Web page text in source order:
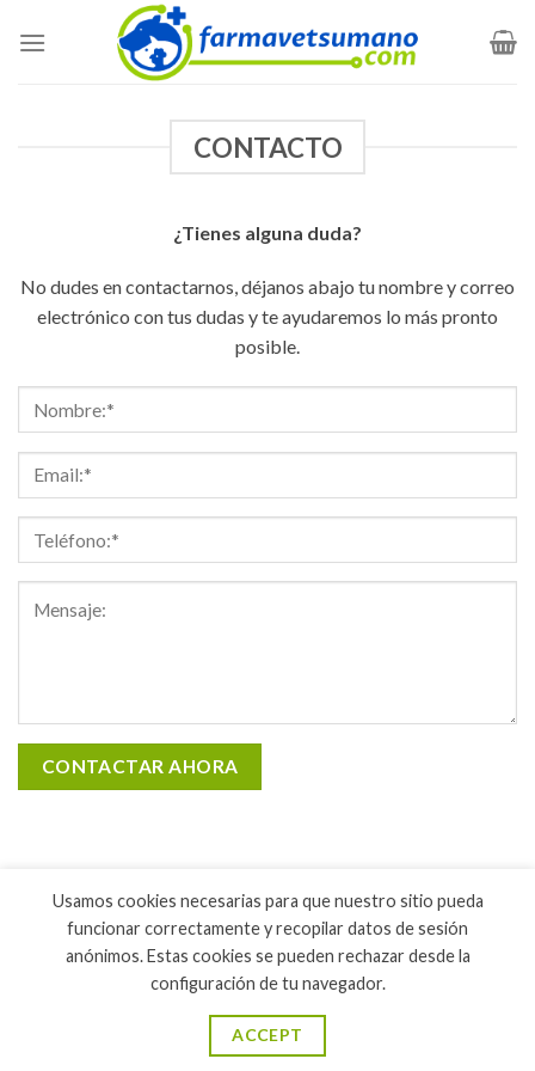
CONTACTO
¿Tienes alguna duda?
No dudes en contactarnos, déjanos abajo tu nombre y correo
electrónico con tus dudas y te ayudaremos lo más pronto
posible.
LIBROS CURRÍCULUM
EVENTOS Y CONFERENCIAS
Copyright 2026 ©Farmavetsumano
Usamos cookies necesarias para que nuestro sitio pueda
funcionar correctamente y recopilar datos de sesión
anónimos. Estas cookies se pueden rechazar desde la
configuración de tu navegador.
ACCEPT